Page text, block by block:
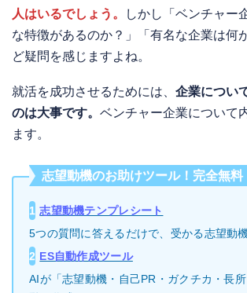
人はいるでしょう。
しかし「ベンチャー
な特徴があるのか？」「有名な企業は何
ど疑問を感じますよね。
就活を成功させるためには、 企業につい
のは大事です。 ベンチャー企業について
ます。
志望動機のお助けツール！完全無料
1 志望動機テンプレシート
5つの質問に答えるだけで、受かる志望動
2 ES自動作成ツール
AIが「志望動機・自己PR・ガクチカ・長